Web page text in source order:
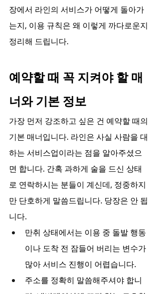
장에서 라인의 서비스가 어떻게 돌아가
는지, 이용 규칙은 왜 이렇게 까다로운지
정리해 드립니다.
예약할 때 꼭 지켜야 할 매
너와 기본 정보
가장 먼저 강조하고 싶은 건 예약할 때의
기본 매너입니다. 라인은 사실 사람을 대
하는 서비스업이라는 점을 알아주셨으
면 합니다. 간혹 과하게 술을 드신 상태
로 연락하시는 분들이 계신데, 정중하지
만 단호하게 말씀드립니다. 당장은 안 됩
니다.
만취 상태에서는 이용 중 돌발 행동
이나 도착 전 잠들어 버리는 변수가
많아 서비스 진행이 어렵습니다.
주소를 정확히 말씀해주셔야 합니